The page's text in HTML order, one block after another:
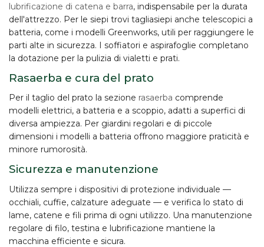
lubrificazione di catena e barra, indispensabile per la durata
dell'attrezzo. Per le siepi trovi tagliasiepi anche telescopici a
batteria, come i modelli Greenworks, utili per raggiungere le
parti alte in sicurezza. I soffiatori e aspirafoglie completano
la dotazione per la pulizia di vialetti e prati.
Rasaerba e cura del prato
Per il taglio del prato la sezione rasaerba comprende
modelli elettrici, a batteria e a scoppio, adatti a superfici di
diversa ampiezza. Per giardini regolari e di piccole
dimensioni i modelli a batteria offrono maggiore praticità e
minore rumorosità.
Sicurezza e manutenzione
Utilizza sempre i dispositivi di protezione individuale —
occhiali, cuffie, calzature adeguate — e verifica lo stato di
lame, catene e fili prima di ogni utilizzo. Una manutenzione
regolare di filo, testina e lubrificazione mantiene la
macchina efficiente e sicura.